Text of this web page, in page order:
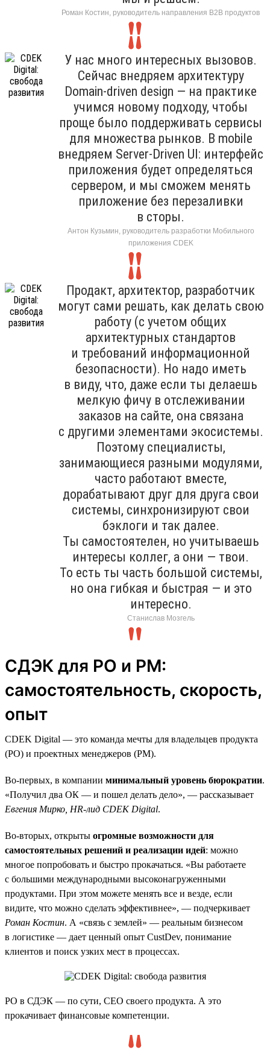
Роман Костин, руководитель направления B2B продуктов
У нас много интересных вызовов.
Сейчас внедряем архитектуру
Domain-driven design — на практике
учимся новому подходу, чтобы
проще было поддерживать сервисы
для множества рынков. В mobile
внедряем Server-Driven UI: интерфейс
приложения будет определяться
сервером, и мы сможем менять
приложение без перезаливки
в сторы.
Антон Кузьмин, руководитель разработки Мобильного
приложения CDEK
Продакт, архитектор, разработчик
могут сами решать, как делать свою
работу (с учетом общих
архитектурных стандартов
и требований информационной
безопасности). Но надо иметь
в виду, что, даже если ты делаешь
мелкую фичу в отслеживании
заказов на сайте, она связана
с другими элементами экосистемы.
Поэтому специалисты,
занимающиеся разными модулями,
часто работают вместе,
дорабатывают друг для друга свои
системы, синхронизируют свои
бэклоги и так далее.
Ты самостоятелен, но учитываешь
интересы коллег, а они — твои.
То есть ты часть большой системы,
но она гибкая и быстрая — и это
интересно.
Станислав Мозгель
СДЭК для PO и PM:
самостоятельность, скорость,
опыт
CDEK Digital — это команда мечты для владельцев продукта
(PO) и проектных менеджеров (PM).
Во-первых, в компании минимальный уровень бюрократии.
«Получил два ОК — и пошел делать дело», — рассказывает
Евгения Мирко, HR-лид CDEK Digital.
Во-вторых, открыты огромные возможности для
самостоятельных решений и реализации идей: можно
многое попробовать и быстро прокачаться. «Вы работаете
с большими международными высоконагруженными
продуктами. При этом можете менять все и везде, если
видите, что можно сделать эффективнее», — подчеркивает
Роман Костин. А «связь с землей» — реальным бизнесом
в логистике — дает ценный опыт CustDev, понимание
клиентов и поиск узких мест в процессах.
PO в СДЭК — по сути, CEO своего продукта. А это
прокачивает финансовые компетенции.